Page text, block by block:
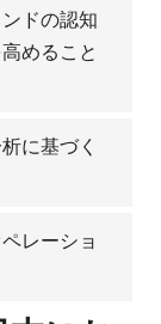
ドの認知
めること
に基づく
レーショ